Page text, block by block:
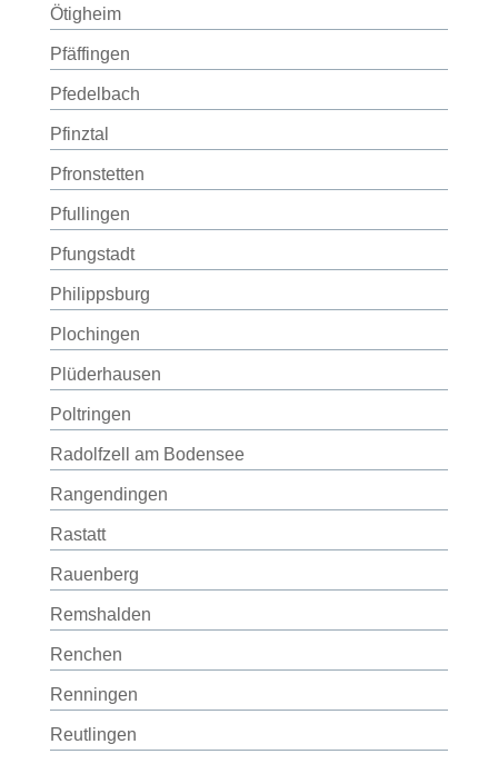
Ötigheim
Pfäffingen
Pfedelbach
Pfinztal
Pfronstetten
Pfullingen
Pfungstadt
Philippsburg
Plochingen
Plüderhausen
Poltringen
Radolfzell am Bodensee
Rangendingen
Rastatt
Rauenberg
Remshalden
Renchen
Renningen
Reutlingen